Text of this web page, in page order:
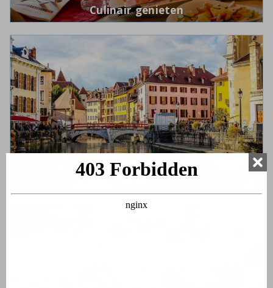
Culinair genieten
Toeristische plaatsen